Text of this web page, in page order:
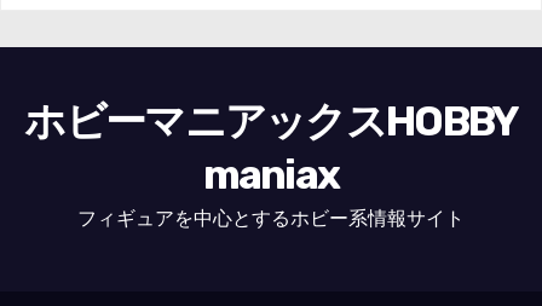
ホビーマニアックスHOBBY
maniax
フィギュアを中心とするホビー系情報サイト